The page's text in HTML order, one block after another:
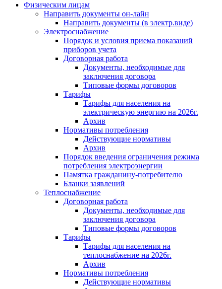
Физическим лицам
Направить документы он-лайн
Направить документы (в электр.виде)
Электроснабжение
Порядок и условия приема показаний
приборов учета
Договорная работа
Документы, необходимые для
заключения договора
Типовые формы договоров
Тарифы
Тарифы для населения на
электрическую энергию на 2026г.
Архив
Нормативы потребления
Действующие нормативы
Архив
Порядок введения ограничения режима
потребления электроэнергии
Памятка гражданину-потребителю
Бланки заявлений
Теплоснабжение
Договорная работа
Документы, необходимые для
заключения договора
Типовые формы договоров
Тарифы
Тарифы для населения на
теплоснабжение на 2026г.
Архив
Нормативы потребления
Действующие нормативы